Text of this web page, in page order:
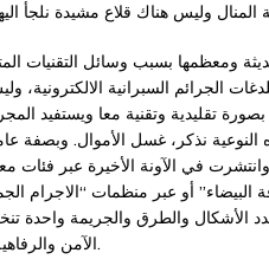
ومعظمها بسبب وسائل التقنيات
الجرائم السبرانية الالكترونية،
تقليدية وتقنية معا ويستفيد
نذكر، غسل الأموال. وبصفة
في الآونة الأخيرة عبر فئات
أو عبر منظمات “الاجرام
الأشكال والطرق والجريمة واحدة
الآمن والرفاهية للمجتمعات والأفراد دون فرز.